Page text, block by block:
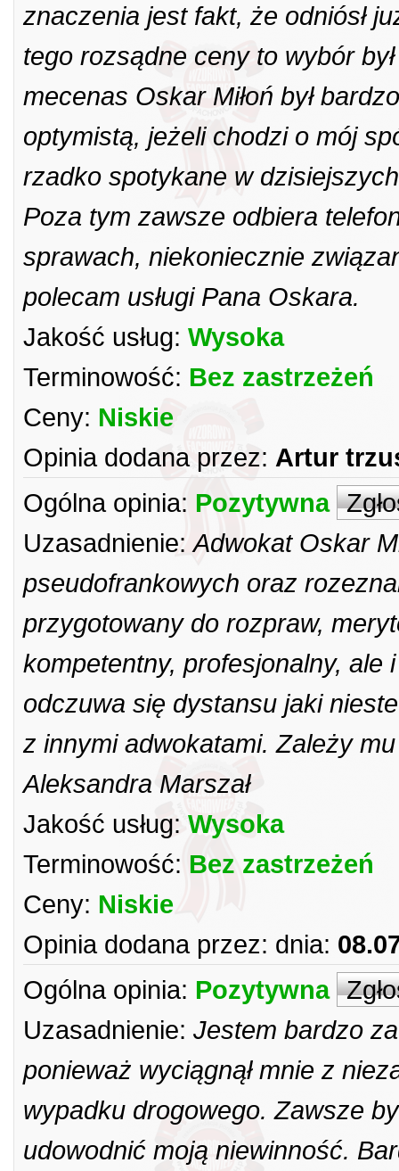
znaczenia jest fakt, że odniósł
tego rozsądne ceny to wybór
mecenas Oskar Miłoń był
optymistą, jeżeli chodzi o mój
rzadko spotykane w
Poza tym zawsze odbiera
sprawach, niekoniecznie
polecam usługi Pana Oskara.
Jakość usług: Wysoka
Terminowość: Bez zastrzeżeń
Ceny: Niskie
Opinia dodana przez: Artur
Ogólna opinia: Pozytywna
Uzasadnienie: Adwokat Oskar
pseudofrankowych oraz
przygotowany do rozpraw,
kompetentny, profesjonalny, ale
odczuwa się dystansu jaki
z innymi adwokatami. Zależy
Aleksandra Marszał
Jakość usług: Wysoka
Terminowość: Bez zastrzeżeń
Ceny: Niskie
Opinia dodana przez: dnia:
Ogólna opinia: Pozytywna
Uzasadnienie: Jestem bardzo
ponieważ wyciągnął mnie z
wypadku drogowego. Zawsze
udowodnić moją niewinność.